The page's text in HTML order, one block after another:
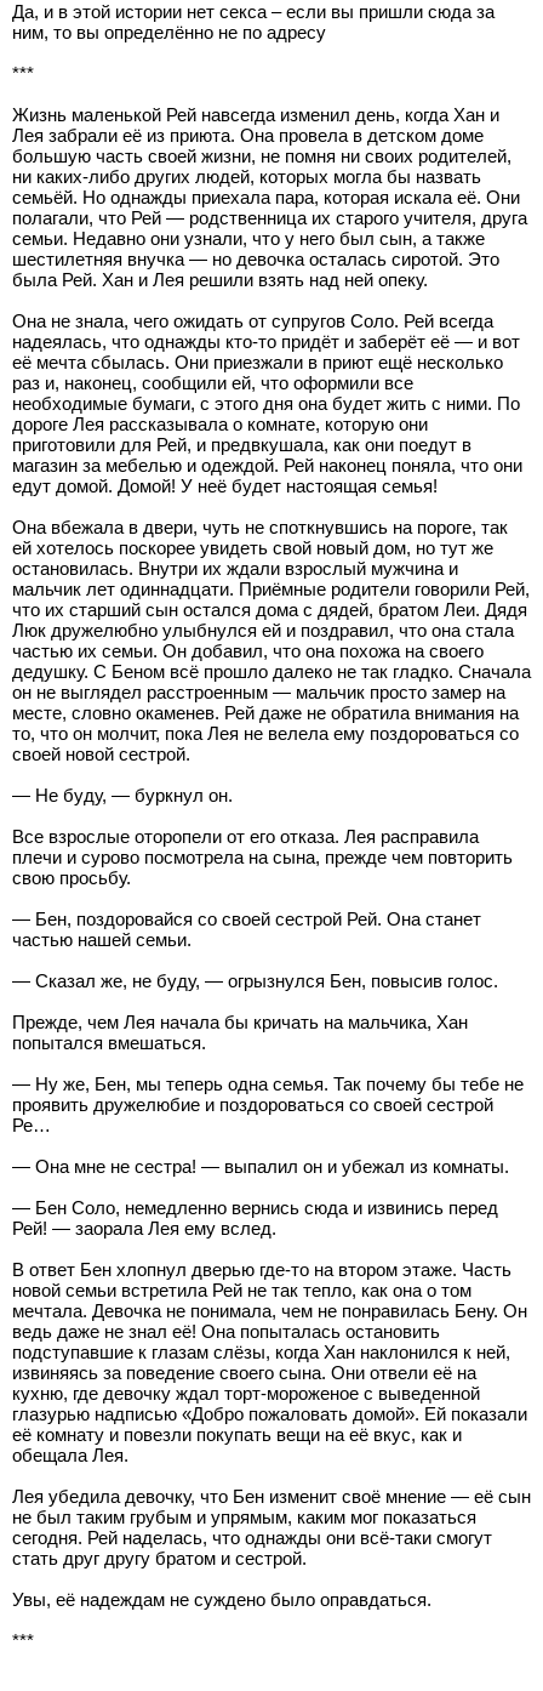
Да, и в этой истории нет секса – если вы пришли сюда за
ним, то вы определённо не по адресу
***
Жизнь маленькой Рей навсегда изменил день, когда Хан и
Лея забрали её из приюта. Она провела в детском доме
большую часть своей жизни, не помня ни своих родителей,
ни каких-либо других людей, которых могла бы назвать
семьёй. Но однажды приехала пара, которая искала её. Они
полагали, что Рей — родственница их старого учителя, друга
семьи. Недавно они узнали, что у него был сын, а также
шестилетняя внучка — но девочка осталась сиротой. Это
была Рей. Хан и Лея решили взять над ней опеку.
Она не знала, чего ожидать от супругов Соло. Рей всегда
надеялась, что однажды кто-то придёт и заберёт её — и вот
её мечта сбылась. Они приезжали в приют ещё несколько
раз и, наконец, сообщили ей, что оформили все
необходимые бумаги, с этого дня она будет жить с ними. По
дороге Лея рассказывала о комнате, которую они
приготовили для Рей, и предвкушала, как они поедут в
магазин за мебелью и одеждой. Рей наконец поняла, что они
едут домой. Домой! У неё будет настоящая семья!
Она вбежала в двери, чуть не споткнувшись на пороге, так
ей хотелось поскорее увидеть свой новый дом, но тут же
остановилась. Внутри их ждали взрослый мужчина и
мальчик лет одиннадцати. Приёмные родители говорили Рей,
что их старший сын остался дома с дядей, братом Леи. Дядя
Люк дружелюбно улыбнулся ей и поздравил, что она стала
частью их семьи. Он добавил, что она похожа на своего
дедушку. С Беном всё прошло далеко не так гладко. Сначала
он не выглядел расстроенным — мальчик просто замер на
месте, словно окаменев. Рей даже не обратила внимания на
то, что он молчит, пока Лея не велела ему поздороваться со
своей новой сестрой.
— Не буду, — буркнул он.
Все взрослые оторопели от его отказа. Лея расправила
плечи и сурово посмотрела на сына, прежде чем повторить
свою просьбу.
— Бен, поздоровайся со своей сестрой Рей. Она станет
частью нашей семьи.
— Сказал же, не буду, — огрызнулся Бен, повысив голос.
Прежде, чем Лея начала бы кричать на мальчика, Хан
попытался вмешаться.
— Ну же, Бен, мы теперь одна семья. Так почему бы тебе не
проявить дружелюбие и поздороваться со своей сестрой
Ре…
— Она мне не сестра! — выпалил он и убежал из комнаты.
— Бен Соло, немедленно вернись сюда и извинись перед
Рей! — заорала Лея ему вслед.
В ответ Бен хлопнул дверью где-то на втором этаже. Часть
новой семьи встретила Рей не так тепло, как она о том
мечтала. Девочка не понимала, чем не понравилась Бену. Он
ведь даже не знал её! Она попыталась остановить
подступавшие к глазам слёзы, когда Хан наклонился к ней,
извиняясь за поведение своего сына. Они отвели её на
кухню, где девочку ждал торт-мороженое с выведенной
глазурью надписью «Добро пожаловать домой». Ей показали
её комнату и повезли покупать вещи на её вкус, как и
обещала Лея.
Лея убедила девочку, что Бен изменит своё мнение — её сын
не был таким грубым и упрямым, каким мог показаться
сегодня. Рей наделась, что однажды они всё-таки смогут
стать друг другу братом и сестрой.
Увы, её надеждам не суждено было оправдаться.
***